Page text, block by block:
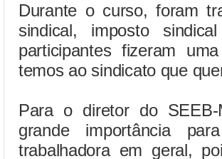
Durante o curso, foram
sindical, imposto
participantes fizeram
temos ao sindicato que
Para o diretor do
grande importância
trabalhadora em geral,